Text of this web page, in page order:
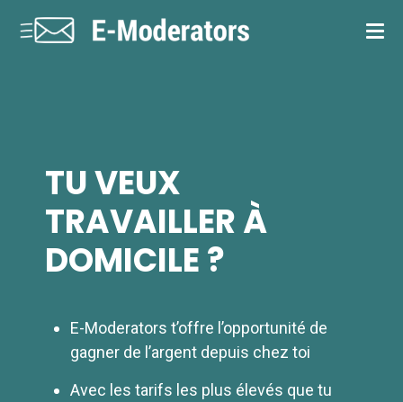
TU VEUX
TRAVAILLER À
DOMICILE ?
E-Moderators t’offre l’opportunité de
gagner de l’argent depuis chez toi
Avec les tarifs les plus élevés que tu